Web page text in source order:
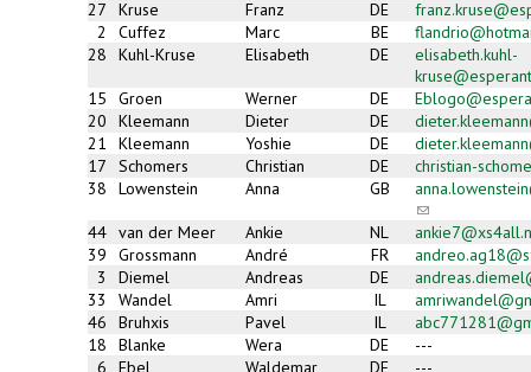
e-
mail)
27
Kruse Franz DE
2
Cuffez Marc BE
28
Kuhl-Kruse Elisabeth DE
elisabeth.kuhl-
15
Groen Werner DE
20
Kleemann Dieter DE
21
Kleemann Yoshie DE
17
Schomers Christian DE
christian-
38
Lowenstein Anna GB
(link
sends
e-
mail)
44 van der Meer Ankie NL
39
Grossmann André FR
3
Diemel Andreas DE
33
Wandel Amri IL
46
Bruhxis Pavel IL
18
Blanke Wera DE
---
6
Ebel Waldemar DE
---